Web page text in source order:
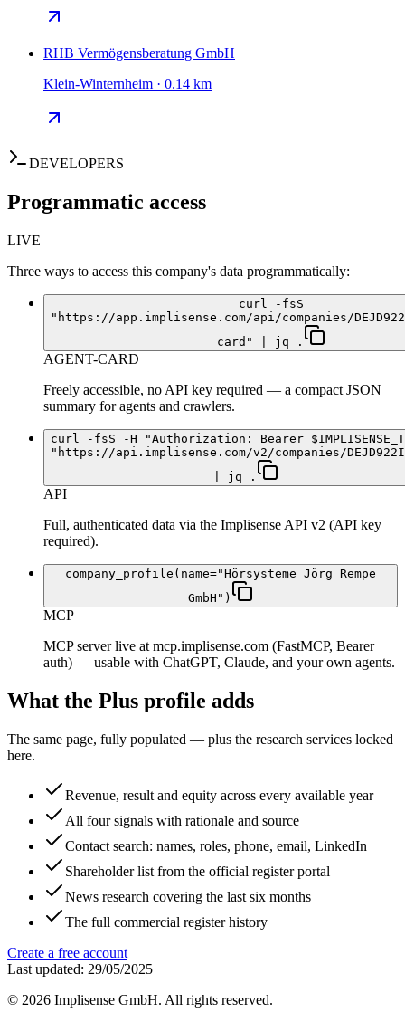
RHB Vermögensberatung GmbH
Klein-Winternheim · 0.14 km
DEVELOPERS
Programmatic access
LIVE
Three ways to access this company's data programmatically:
curl -fsS
"https://app.implisense.com/api/companies/
card" | jq .
AGENT-CARD
Freely accessible, no API key required — a compact JSON
summary for agents and crawlers.
curl -fsS -H "Authorization: Bearer
"https://api.implisense.com/v2/companies/
| jq .
API
Full, authenticated data via the Implisense API v2 (API key
required).
company_profile(name="Hörsysteme Jörg Rempe
GmbH")
MCP
MCP server live at mcp.implisense.com (FastMCP, Bearer
auth) — usable with ChatGPT, Claude, and your own agents.
What the Plus profile adds
The same page, fully populated — plus the research services locked
here.
Revenue, result and equity across every available year
All four signals with rationale and source
Contact search: names, roles, phone, email, LinkedIn
Shareholder list from the official register portal
News research covering the last six months
The full commercial register history
Create a free account
Last updated: 29/05/2025
© 2026 Implisense GmbH. All rights reserved.